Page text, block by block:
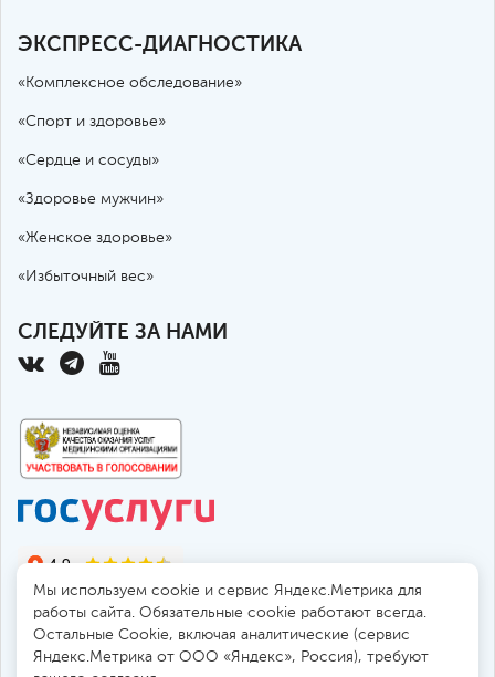
ЭКСПРЕСС-ДИАГНОСТИКА
«Комплексное обследование»
«Спорт и здоровье»
«Сердце и сосуды»
«Здоровье мужчин»
«Женское здоровье»
«Избыточный вес»
СЛЕДУЙТЕ ЗА НАМИ
Мы используем cookie и сервис Яндекс.Метрика для
работы сайта. Обязательные cookie работают всегда.
Остальные Сookie, включая аналитические (сервис
Яндекс.Метрика от ООО «Яндекс», Россия), требуют